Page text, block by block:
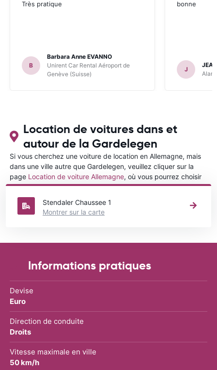
Très pratique
B
Barbara Anne EVANNO
Unirent Car Rental Aéroport de
Genève (Suisse)
bonne
J
Location de voitures dans et
autour de la Gardelegen
Si vous cherchez une voiture de location en Allemagne, mais
dans une ville autre que Gardelegen, veuillez cliquer sur la
page Location de voiture Allemagne, où vous pourrez choisir
la ville dans le Allemagne où vous souhaitez louer une voiture.
Stendaler Chaussee 1
Montrer sur la carte
Informations pratiques
Devise
Euro
Direction de conduite
Droits
Vitesse maximale en ville
50 km/h